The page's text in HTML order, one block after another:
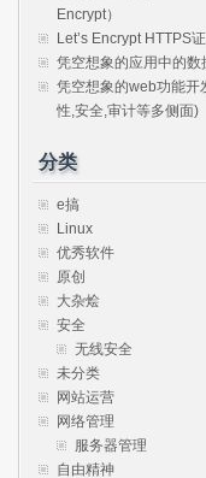
Encrypt）
Let’s Encrypt HTTPS
凭空想象的应用中的数
凭空想象的web功能开
性,安全,审计等多侧面)
分类
e搞
Linux
优秀软件
原创
大杂烩
安全
无线安全
未分类
网站运营
网络管理
服务器管理
自由精神